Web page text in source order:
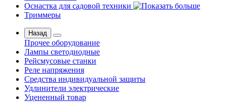
Оснастка для садовой техники
Триммеры
Назад
Прочее оборудование
Лампы светодиодные
Рейсмусовые станки
Реле напряжения
Средства индивидуальной защиты
Удлинители электрические
Уцененный товар